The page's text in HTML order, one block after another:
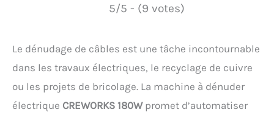
5/5 - (9 votes)
Le dénudage de câbles est une tâche incontournable
dans les travaux électriques, le recyclage de cuivre
ou les projets de bricolage. La machine à dénuder
électrique CREWORKS 180Wpromet d’automatiser